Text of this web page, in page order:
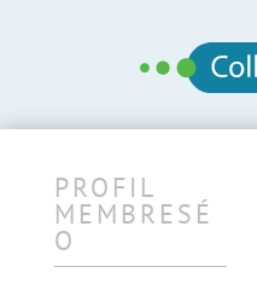
PROFIL
MEMBRESÉ
O